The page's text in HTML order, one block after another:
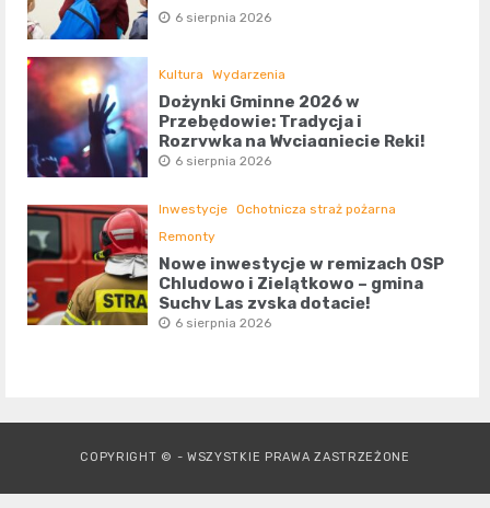
6 sierpnia 2026
Kultura Wydarzenia
Dożynki Gminne 2026 w
Przebędowie: Tradycja i
Rozrywka na Wyciągnięcie Ręki!
6 sierpnia 2026
Inwestycje Ochotnicza straż pożarna
Remonty
Nowe inwestycje w remizach OSP
Chludowo i Zielątkowo – gmina
Suchy Las zyska dotację!
6 sierpnia 2026
COPYRIGHT © - WSZYSTKIE PRAWA ZASTRZEŻONE